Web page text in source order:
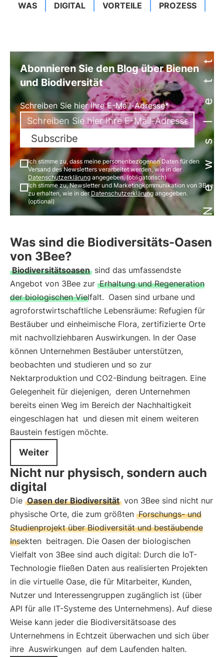
WAS DIGITAL VORTEILE PROZESS Newsletter
Abonnieren Sie den Blog über Bienen
und Biodiversität
Schreiben Sie hier Ihre E-Mail-Adresse*
Subscribe
Ich stimme zu, dass meine personenbezogenen Daten für den
Versand des Newsletters verarbeitet werden, wie in der
Datenschutzerklärung angegeben. (obligatorisch)
Ich stimme zu, Newsletter und Marketingkommunikation von 3Bee
zu erhalten, wie in derDatenschutzerklärungangegeben.
(optional)
Was sind die Biodiversitäts-Oasen
von 3Bee?
Biodiversitätsoasen sind das umfassendste
Angebot von 3Bee zur Erhaltung und Regeneration
der biologischen Vielfalt. Oasen sind urbane und
agroforstwirtschaftliche Lebensräume: Refugien für
Bestäuber und einheimische Flora, zertifizierte Orte
mit nachvollziehbaren Auswirkungen. In der Oase
können Unternehmen Bestäuber unterstützen,
beobachten und studieren und so zur
Nektarproduktion und CO2-Bindung beitragen. Eine
Gelegenheit für diejenigen, deren Unternehmen
bereits einen Weg im Bereich der Nachhaltigkeit
eingeschlagen hat und diesen mit einem weiteren
Baustein festigen möchte.
Weiter
Nicht nur physisch, sondern auch
digital
Die Oasen der Biodiversität von 3Bee sind nicht nur
physische Orte, die zum größten Forschungs- und
Studienprojekt über Biodiversität und bestäubende
Insekten beitragen. Die Oasen der biologischen
Vielfalt von 3Bee sind auch digital: Durch die IoT-
Technologie fließen Daten aus realisierten Projekten
in die virtuelle Oase, die für Mitarbeiter, Kunden,
Nutzer und Interessengruppen zugänglich ist (über
API für alle IT-Systeme des Unternehmens). Auf diese
Weise kann jeder die Biodiversitätsoase des
Unternehmens in Echtzeit überwachen und sich über
ihre Auswirkungen auf dem Laufenden halten.